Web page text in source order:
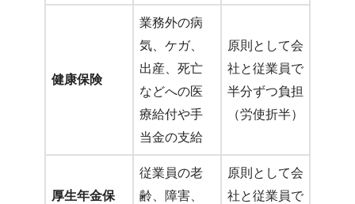
健康保険
業務外の病
気、ケガ、
出産、死亡
などへの医
療給付や手
当金の支給
原則として会
社と従業員で
半分ずつ負担
（労使折半）
厚生年金保
従業員の老
齢、障害、
原則として会
社と従業員で